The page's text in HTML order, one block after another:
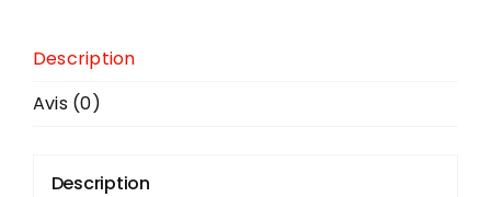
Description
Avis (0)
Description